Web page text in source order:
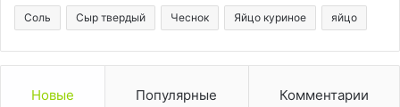
Соль Сыр твердый Чеснок Яйцо куриное яйцо
Новые Популярные Комментарии